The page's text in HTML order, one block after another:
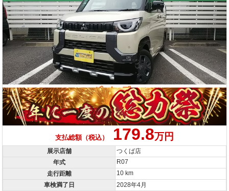
支払総額（税込） 179.8万円
展示店舗
つくば店
年式
R07
走行距離
10 km
車検満了日
2028年4月